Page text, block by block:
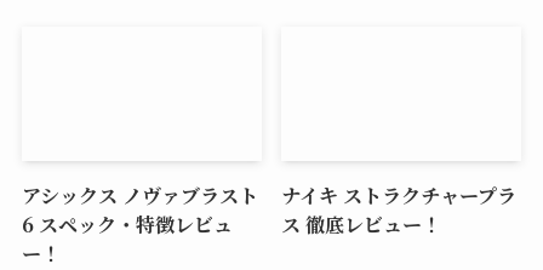
アシックス ノヴァブラスト
6 スペック・特徴レビュ
ー！
ナイキ ストラクチャープラ
ス 徹底レビュー！